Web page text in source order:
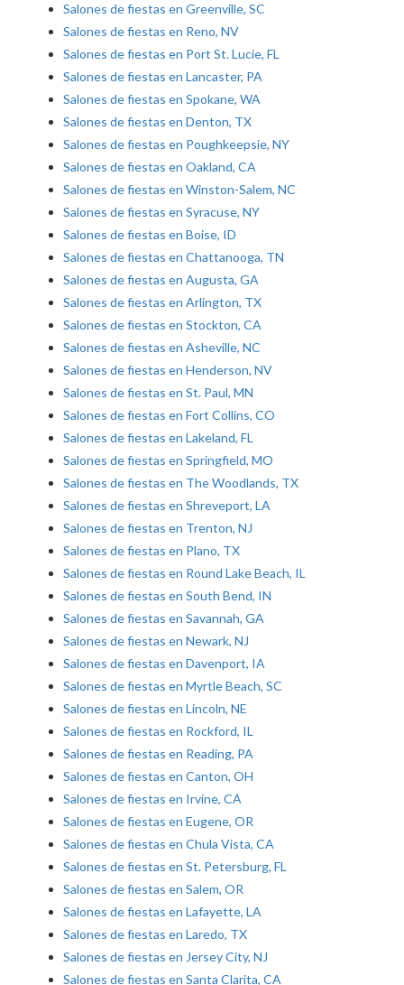
Salones de fiestas en Greenville, SC
Salones de fiestas en Reno, NV
Salones de fiestas en Port St. Lucie, FL
Salones de fiestas en Lancaster, PA
Salones de fiestas en Spokane, WA
Salones de fiestas en Denton, TX
Salones de fiestas en Poughkeepsie, NY
Salones de fiestas en Oakland, CA
Salones de fiestas en Winston-Salem, NC
Salones de fiestas en Syracuse, NY
Salones de fiestas en Boise, ID
Salones de fiestas en Chattanooga, TN
Salones de fiestas en Augusta, GA
Salones de fiestas en Arlington, TX
Salones de fiestas en Stockton, CA
Salones de fiestas en Asheville, NC
Salones de fiestas en Henderson, NV
Salones de fiestas en St. Paul, MN
Salones de fiestas en Fort Collins, CO
Salones de fiestas en Lakeland, FL
Salones de fiestas en Springfield, MO
Salones de fiestas en The Woodlands, TX
Salones de fiestas en Shreveport, LA
Salones de fiestas en Trenton, NJ
Salones de fiestas en Plano, TX
Salones de fiestas en Round Lake Beach, IL
Salones de fiestas en South Bend, IN
Salones de fiestas en Savannah, GA
Salones de fiestas en Newark, NJ
Salones de fiestas en Davenport, IA
Salones de fiestas en Myrtle Beach, SC
Salones de fiestas en Lincoln, NE
Salones de fiestas en Rockford, IL
Salones de fiestas en Reading, PA
Salones de fiestas en Canton, OH
Salones de fiestas en Irvine, CA
Salones de fiestas en Eugene, OR
Salones de fiestas en Chula Vista, CA
Salones de fiestas en St. Petersburg, FL
Salones de fiestas en Salem, OR
Salones de fiestas en Lafayette, LA
Salones de fiestas en Laredo, TX
Salones de fiestas en Jersey City, NJ
Salones de fiestas en Santa Clarita, CA